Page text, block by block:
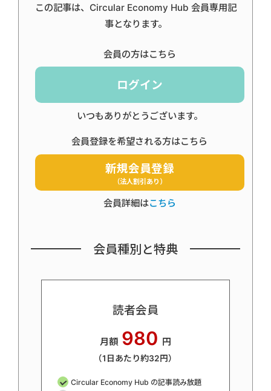
この記事は、Circular Economy Hub 会員専用記
事となります。
会員の方はこちら
ログイン
いつもありがとうございます。
会員登録を希望される方はこちら
新規会員登録
（法人割引あり）
会員詳細はこちら
会員種別と特典
読者会員
月額 980 円
（1日あたり約32円）
Circular Economy Hub の記事読み放題